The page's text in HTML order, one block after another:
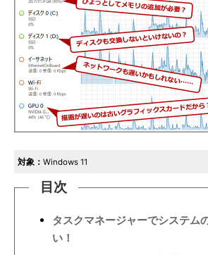
対象： Windows 11
目次
タスクマネージャーでシステム
い！